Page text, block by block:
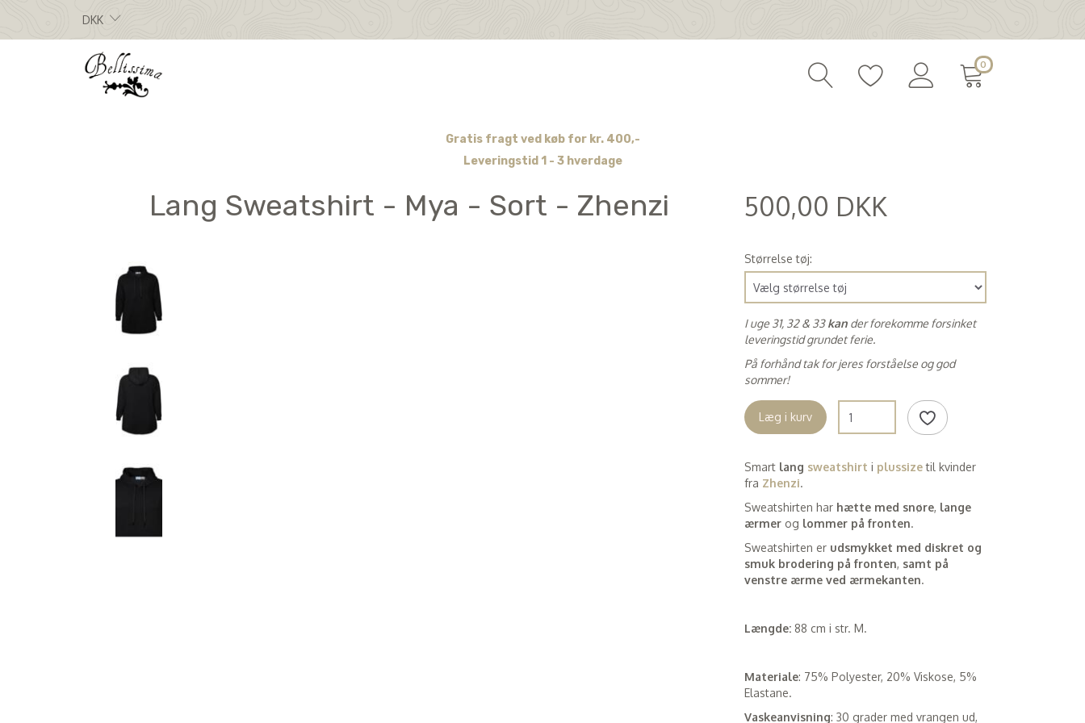
DKK
0
Gratis fragt ved køb for kr. 400,-
Leveringstid 1 - 3 hverdage
Lang Sweatshirt - Mya - Sort - Zhenzi 500,00 DKK
Størrelse tøj:
I uge 31, 32 & 33kan der forekomme forsinket
leveringstid grundet ferie.
På forhånd tak for jeres forståelse og god
sommer!
Læg i kurv
Smart lang sweatshirt i plussize til kvinder
fra Zhenzi.
Sweatshirten har hætte med snøre, lange
ærmer og lommer på fronten.
Sweatshirten er udsmykket med diskret og
smuk brodering på fronten, samt på
venstre ærme ved ærmekanten.
Længde: 88 cm i str. M.
Materiale: 75% Polyester, 20% Viskose, 5%
Elastane.
Vaskeanvisning: 30 grader med vrangen ud,